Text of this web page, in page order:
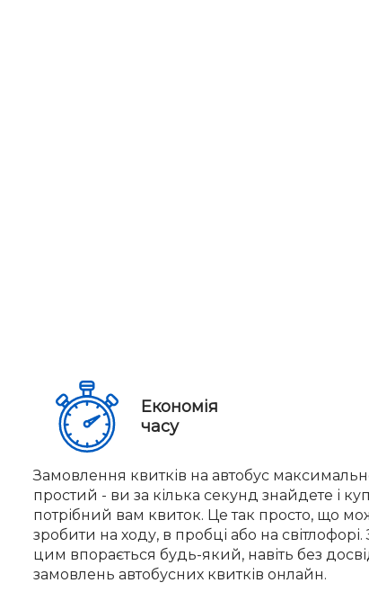
Економія
часу
Замовлення квитків на автобус
простий - ви за кілька секунд знайдете і
потрібний вам квиток. Це так просто, що
зробити на ходу, в пробці або на світлофорі.
цим впорається будь-який, навіть без
замовлень автобусних квитків онлайн.